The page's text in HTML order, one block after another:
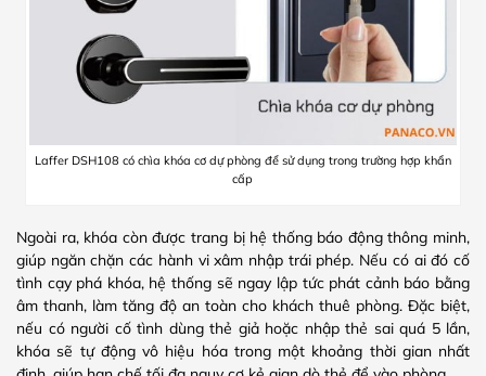
Laffer DSH108 có chìa khóa cơ dự phòng để sử dụng trong trường hợp khẩn
cấp
Ngoài ra, khóa còn được trang bị hệ thống báo động thông minh,
giúp ngăn chặn các hành vi xâm nhập trái phép. Nếu có ai đó cố
tình cạy phá khóa, hệ thống sẽ ngay lập tức phát cảnh báo bằng
âm thanh, làm tăng độ an toàn cho khách thuê phòng. Đặc biệt,
nếu có người cố tình dùng thẻ giả hoặc nhập thẻ sai quá 5 lần,
khóa sẽ tự động vô hiệu hóa trong một khoảng thời gian nhất